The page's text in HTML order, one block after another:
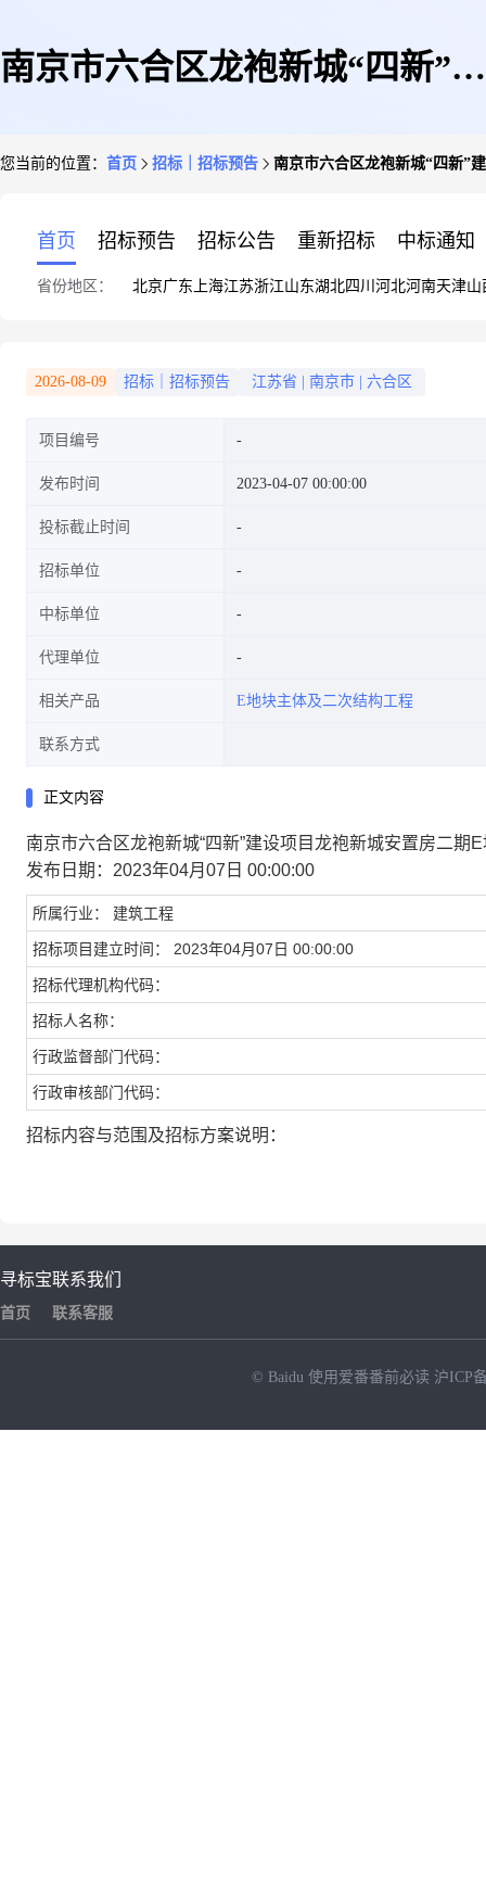
南京市六合区龙袍新城“四新”建
您当前的位置： 首页 招标｜招标预告 南京市六合区龙袍新城“四新”
首页 招标预告 招标公告 重新招标 中标通知
省份地区： 北京广东 上海江苏浙江山东湖北四川 河北河南天津山
2026-08-09 招标｜招标预告 江苏省 南京市 六合区
项目编号
发布时间 2023-04-07 00:00:00
投标截止时间
招标单位
中标单位
代理单位
相关产品 E地块主体及二次结构工程
联系方式
正文内容
南京市六合区龙袍新城“四新”建设项目龙袍新城安置房二期
发布日期：2023年04月07日 00:00:00
所属行业： 建筑工程
招标项目建立时间： 2023年04月07日 00:00:00
招标代理机构代码：
招标人名称：
行政监督部门代码：
行政审核部门代码：
招标内容与范围及招标方案说明：
寻标宝
首页
联系我们
联系客服
© Baidu 使用爱番番前必读 沪ICP